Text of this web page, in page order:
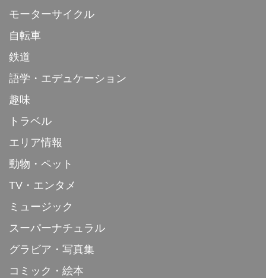
モーターサイクル
自転車
鉄道
語学・エデュケーション
趣味
トラベル
エリア情報
動物・ペット
TV・エンタメ
ミュージック
スーパーナチュラル
グラビア・写真集
コミック・絵本